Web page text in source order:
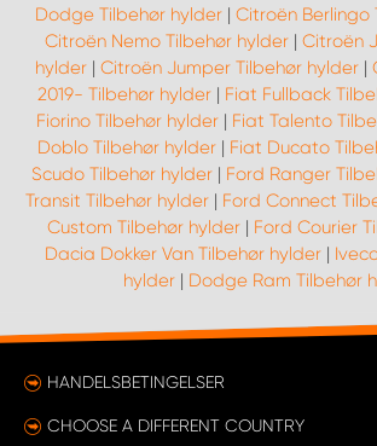
Dodge Tilbehør hylder | Citroën Berlingo
Citroën Nemo Tilbehør hylder | Citroën
hylder | Citroën Jumper Tilbehør hylder |
2019- Tilbehør hylder| Fiat Fullback
Fiorino Tilbehør hylder| Fiat Talento
Doblo Tilbehør hylder | Fiat Ducato
Scudo Tilbehør hylder| Ford Ranger
Transit Tilbehør hylder| Ford Connect
Custom Tilbehør hylder | Ford Courier
Dacia Dokker Van Tilbehør hylder|
hylder| Dodge Ram Tilbehør
HANDELSBETINGELSER
CHOOSE A DIFFERENT COUNTRY